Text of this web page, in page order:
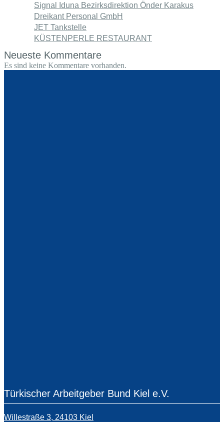
Signal Iduna Bezirksdirektion Önder Karakus
Dreikant Personal GmbH
JET Tankstelle
KÜSTENPERLE RESTAURANT
Neueste Kommentare
Es sind keine Kommentare vorhanden.
Türkischer Arbeitgeber Bund Kiel e.V.
Willestraße 3, 24103 Kiel